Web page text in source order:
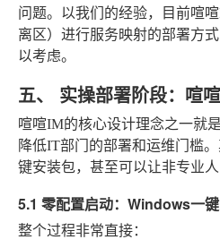
问题。以我们的经验，目前喧
离区）进行服务映射的部署方
以考虑。
五、 实操部署阶段：喧
喧喧IM的核心设计理念之一就
降低IT部门的部署和运维门槛
键安装包，甚至可以让非专业
5.1 零配置启动：Windows一
整个过程非常直接：